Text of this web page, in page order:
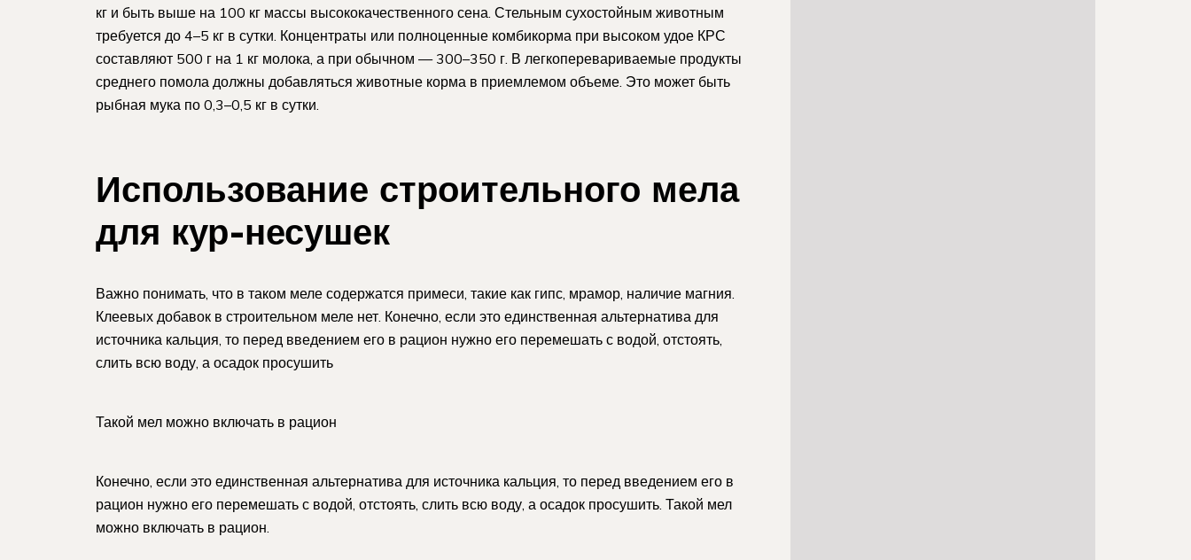
кг и быть выше на 100 кг массы высококачественного сена. Стельным сухостойным животным
требуется до 4–5 кг в сутки. Концентраты или полноценные комбикорма при высоком удое КРС
составляют 500 г на 1 кг молока, а при обычном — 300–350 г. В легкоперевариваемые продукты
среднего помола должны добавляться животные корма в приемлемом объеме. Это может быть
рыбная мука по 0,3–0,5 кг в сутки.
Использование строительного мела
для кур-несушек
Важно понимать, что в таком меле содержатся примеси, такие как гипс, мрамор, наличие магния.
Клеевых добавок в строительном меле нет. Конечно, если это единственная альтернатива для
источника кальция, то перед введением его в рацион нужно его перемешать с водой, отстоять,
слить всю воду, а осадок просушить
Такой мел можно включать в рацион
Конечно, если это единственная альтернатива для источника кальция, то перед введением его в
рацион нужно его перемешать с водой, отстоять, слить всю воду, а осадок просушить. Такой мел
можно включать в рацион.